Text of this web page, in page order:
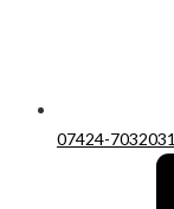
07424-7032031